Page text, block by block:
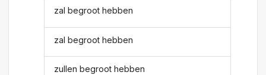
zal begroot hebben
zal begroot hebben
zullen begroot hebben